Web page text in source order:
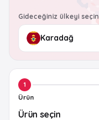
Gideceğiniz ülkeyi seçin
1
Ürün
Ürün seçin